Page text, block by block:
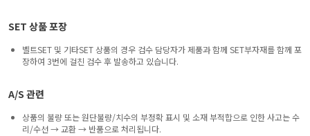
SET 상품 포장
벨트SET 및 기타SET 상품의 경우 검수 담당자가 제품과 함께 SET부자재를 함께 포
장하여 3번에 걸친 검수 후 발송하고 있습니다.
A/S 관련
상품의 불량 또는 원단불량/치수의 부정확 표시 및 소재 부적합으로 인한 사고는 수
리/수선 → 교환 → 반품으로 처리됩니다.